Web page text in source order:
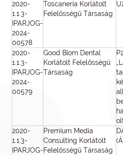
2020-
1.1.3-
IPARJOG-
2024-
00578
Toscaneria Korlátolt
Felelősségű Társaság
2020-
1.1.3-
IPARJOG-
2024-
00579
Good Biom Dental
Korlátolt Felelősségű
Társaság
2020-
1.1.3-
IPARJOG-
Premium Media
Consulting Korlátolt
Felelősségű Társaság